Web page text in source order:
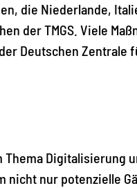
die Niederlande,
der TMGS. Viele
Deutschen Zentrale
Digitalisierung
nur potenzielle